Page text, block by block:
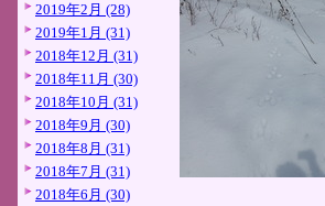
2019年2月 (28)
2019年1月 (31)
2018年12月 (31)
2018年11月 (30)
2018年10月 (31)
2018年9月 (30)
2018年8月 (31)
2018年7月 (31)
2018年6月 (30)